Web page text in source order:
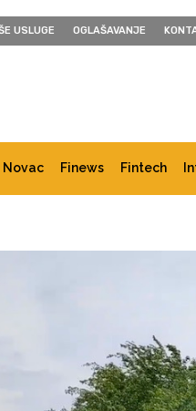
USLUGE OGLAŠAVANJE
Novac Finews Fintech